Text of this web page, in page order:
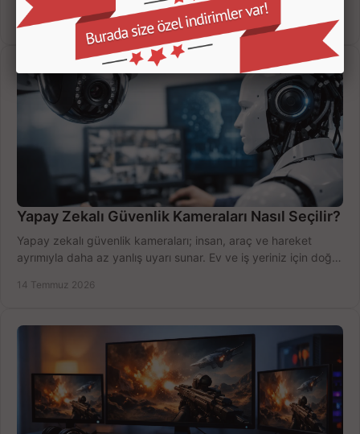
değerlendirin; bütçenizi doğru yönetin.
16 Temmuz 2026
Yapay Zekalı Güvenlik Kameraları Nasıl Seçilir?
Yapay zekalı güvenlik kameraları; insan, araç ve hareket
ayrımıyla daha az yanlış uyarı sunar. Ev ve iş yeriniz için doğru
14 Temmuz 2026